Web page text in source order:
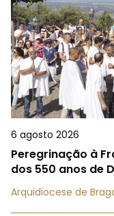
6 agosto 2026
Peregrinação à
dos 550 anos de
Arquidiocese de